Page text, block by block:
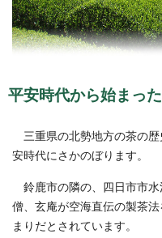
平安時代から始まっ
三重県の北勢地方の茶の歴
安時代にさかのぼります。
鈴鹿市の隣の、四日市市水
僧、玄庵が空海直伝の製茶
まりだとされています。